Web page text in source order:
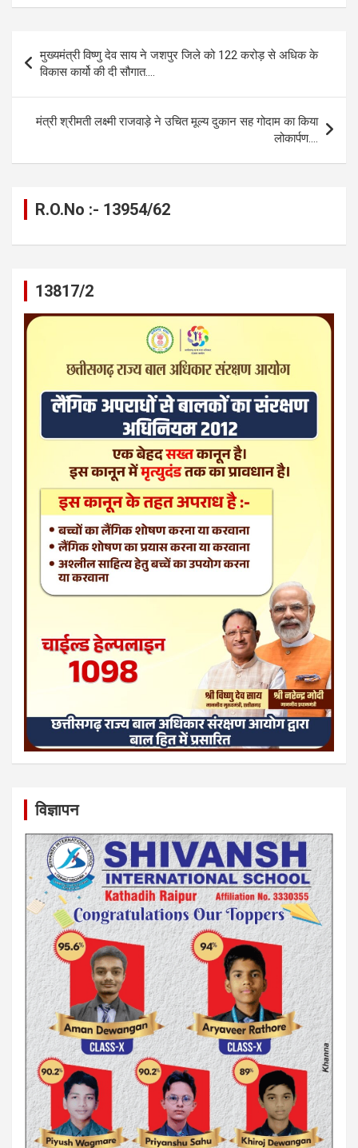
ce
b
o
o
k
se
n
g
er
at
A
p
p
e
gr
a
m
ail py
Li
n
k
ar
e
navigation
मुख्यमंत्री विष्णु देव साय ने जशपुर जिले को 122 करोड़ से अधिक के
विकास कार्यो की दी सौगात….
मंत्री श्रीमती लक्ष्मी राजवाड़े ने उचित मूल्य दुकान सह गोदाम का किया
लोकार्पण….
R.O.No :- 13954/62
13817/2
विज्ञापन